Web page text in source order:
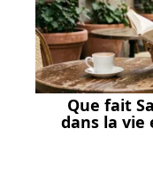
Que fait
dans la vie